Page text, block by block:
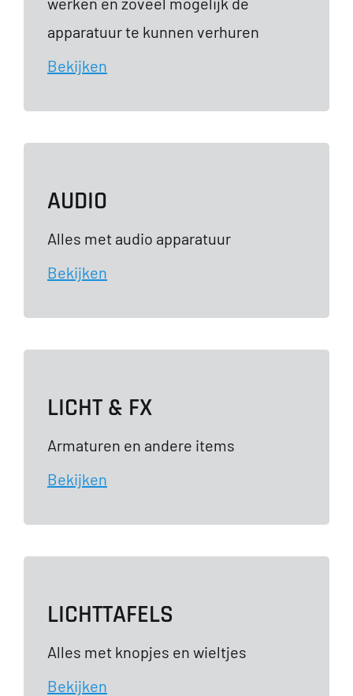
apparatuur te kunnen verhuren
Bekijken
AUDIO
Alles met audio apparatuur
Bekijken
LICHT & FX
Armaturen en andere items
Bekijken
LICHTTAFELS
Alles met knopjes en wieltjes
Bekijken